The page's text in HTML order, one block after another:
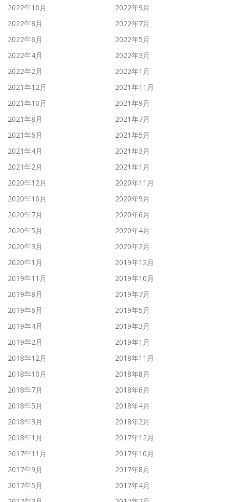
2022年10月
2022年9月
2022年8月
2022年7月
2022年6月
2022年5月
2022年4月
2022年3月
2022年2月
2022年1月
2021年12月
2021年11月
2021年10月
2021年9月
2021年8月
2021年7月
2021年6月
2021年5月
2021年4月
2021年3月
2021年2月
2021年1月
2020年12月
2020年11月
2020年10月
2020年9月
2020年7月
2020年6月
2020年5月
2020年4月
2020年3月
2020年2月
2020年1月
2019年12月
2019年11月
2019年10月
2019年8月
2019年7月
2019年6月
2019年5月
2019年4月
2019年3月
2019年2月
2019年1月
2018年12月
2018年11月
2018年10月
2018年8月
2018年7月
2018年6月
2018年5月
2018年4月
2018年3月
2018年2月
2018年1月
2017年12月
2017年11月
2017年10月
2017年9月
2017年8月
2017年5月
2017年4月